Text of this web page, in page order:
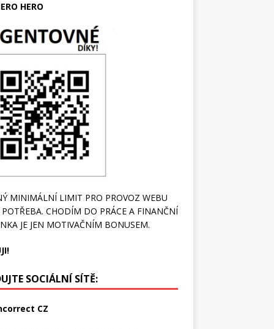
HERO
MINIMÁLNÍ LIMIT PRO PROVOZ WEBU
CHODÍM DO PRÁCE A FINANČNÍ
JE JEN MOTIVAČNÍM BONUSEM.
SOCIÁLNÍ SÍTĚ:
CZ